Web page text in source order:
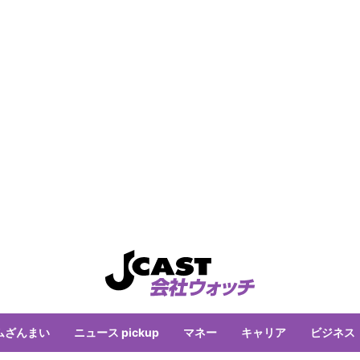
ざんまい ニュース pickup マネー キャリア ビジネス